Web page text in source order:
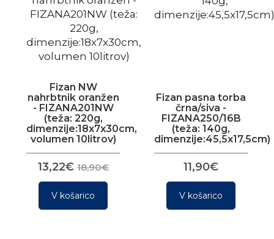
Fizan NW
nahrbtnik oranžen
- FIZANA201NW
(teža: 220g,
dimenzije:18x7x30cm,
volumen 10litrov)
13,22€ 18,90€
V košarico
Fizan pasna torba
črna/siva -
FIZANA250/16B
(teža: 140g,
dimenzije:45,5x17,5cm)
11,90€
V košarico